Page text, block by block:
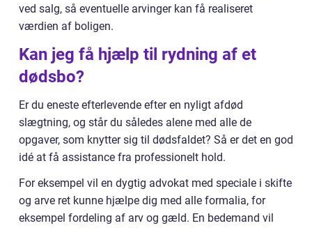
ved salg, så eventuelle arvinger kan få realiseret
værdien af boligen.
Kan jeg få hjælp til rydning af et
dødsbo?
Er du eneste efterlevende efter en nyligt afdød
slægtning, og står du således alene med alle de
opgaver, som knytter sig til dødsfaldet? Så er det en god
idé at få assistance fra professionelt hold.
For eksempel vil en dygtig advokat med speciale i skifte
og arve ret kunne hjælpe dig med alle formalia, for
eksempel fordeling af arv og gæld. En bedemand vil